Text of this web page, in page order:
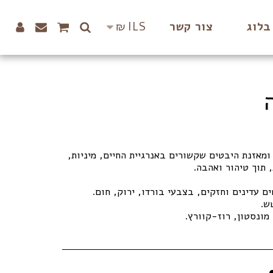
בלוג צור קשר ILS
₪
היבטים שקשורים באנרגיית החיים, מיניות,